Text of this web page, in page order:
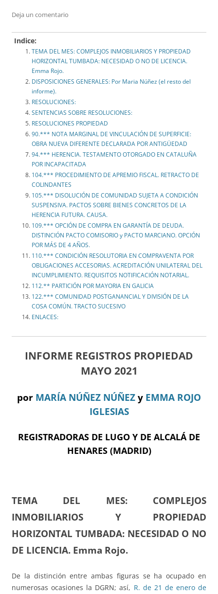
Deja un comentario
Indice:
TEMA DEL MES: COMPLEJOS INMOBILIARIOS Y PROPIEDAD
HORIZONTAL TUMBADA: NECESIDAD O NO DE LICENCIA.
Emma Rojo.
DISPOSICIONES GENERALES: Por Maria Núñez (el resto del
informe).
RESOLUCIONES:
SENTENCIAS SOBRE RESOLUCIONES:
RESOLUCIONES PROPIEDAD
90.*** NOTA MARGINAL DE VINCULACIÓN DE SUPERFICIE:
OBRA NUEVA DIFERENTE DECLARADA POR ANTIGÜEDAD
94.*** HERENCIA. TESTAMENTO OTORGADO EN CATALUÑA
POR INCAPACITADA
104.*** PROCEDIMIENTO DE APREMIO FISCAL. RETRACTO DE
COLINDANTES
105.*** DISOLUCIÓN DE COMUNIDAD SUJETA A CONDICIÓN
SUSPENSIVA. PACTOS SOBRE BIENES CONCRETOS DE LA
HERENCIA FUTURA. CAUSA.
109.*** OPCIÓN DE COMPRA EN GARANTÍA DE DEUDA.
DISTINCIÓN PACTO COMISORIO y PACTO MARCIANO. OPCIÓN
POR MÁS DE 4 AÑOS.
110.*** CONDICIÓN RESOLUTORIA EN COMPRAVENTA POR
OBLIGACIONES ACCESORIAS. ACREDITACIÓN UNILATERAL DEL
INCUMPLIMIENTO. REQUISITOS NOTIFICACIÓN NOTARIAL.
112.** PARTICIÓN POR MAYORIA EN GALICIA
122.*** COMUNIDAD POSTGANANCIAL Y DIVISIÓN DE LA
COSA COMÚN. TRACTO SUCESIVO
ENLACES:
INFORME REGISTROS PROPIEDAD
MAYO 2021
por MARÍA NÚÑEZ NÚÑEZ y EMMA ROJO
IGLESIAS
REGISTRADORAS DE LUGO Y DE ALCALÁ DE
HENARES (MADRID)
TEMA DEL MES:
COMPLEJOS
INMOBILIARIOS Y PROPIEDAD
HORIZONTAL TUMBADA: NECESIDAD O NO
DE LICENCIA. Emma Rojo.
De la distinción entre ambas figuras se ha ocupado en
numerosas ocasiones la DGRN; así, R. de 21 de enero de